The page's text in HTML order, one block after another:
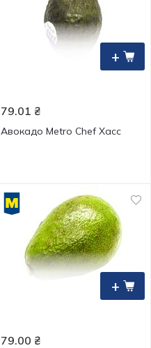
+
79.01 ₴
Авокадо Metro Chef Хасс
+
79.00 ₴